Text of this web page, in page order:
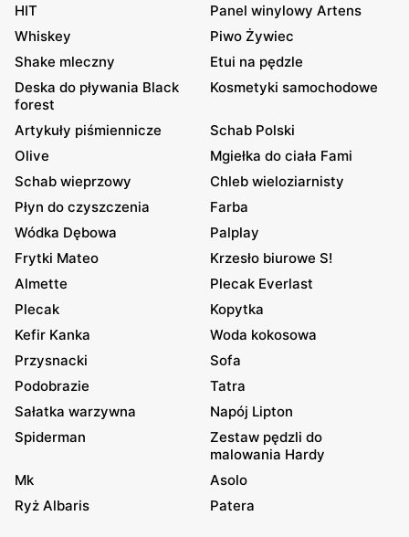
HIT
Panel winylowy Artens
Whiskey
Piwo Żywiec
Shake mleczny
Etui na pędzle
Deska do pływania Black
forest
Kosmetyki samochodowe
Artykuły piśmiennicze
Schab Polski
Olive
Mgiełka do ciała Fami
Schab wieprzowy
Chleb wieloziarnisty
Płyn do czyszczenia
Farba
Wódka Dębowa
Palplay
Frytki Mateo
Krzesło biurowe S!
Almette
Plecak Everlast
Plecak
Kopytka
Kefir Kanka
Woda kokosowa
Przysnacki
Sofa
Podobrazie
Tatra
Sałatka warzywna
Napój Lipton
Spiderman
Zestaw pędzli do
malowania Hardy
Mk
Asolo
Ryż Albaris
Patera